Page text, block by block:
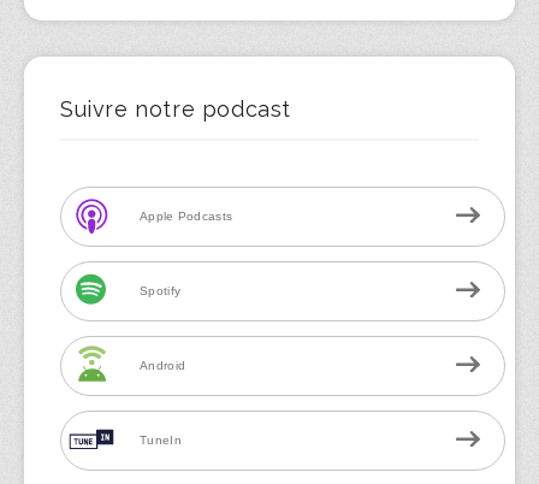
Suivre notre podcast
Apple Podcasts
Spotify
Android
TuneIn